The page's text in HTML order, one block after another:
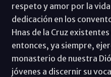
respeto y amor por la
dedicación en los
Hnas de la Cruz
entonces, ya siempre,
monasterio de nuestra
jóvenes a discernir su